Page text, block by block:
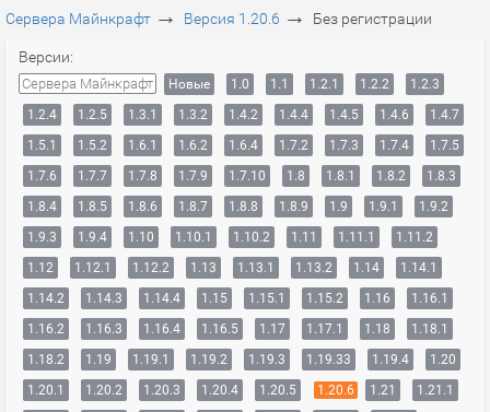
Сервера Майнкрафт → Версия 1.20.6 → Без регистрации
Версии:
Сервера Майнкрафт Новые 1.0 1.1 1.2.1 1.2.2
1.2.3
1.2.4
1.2.5 1.3.1 1.3.2 1.4.2 1.4.4 1.4.5 1.4.6
1.4.7
1.5.1
1.5.2 1.6.1 1.6.2 1.6.4 1.7.2 1.7.3 1.7.4
1.7.5
1.7.6
1.7.7 1.7.8 1.7.9 1.7.10 1.8 1.8.1 1.8.2
1.8.3
1.8.4
1.8.5 1.8.6 1.8.7 1.8.8 1.8.9 1.9 1.9.1
1.9.2
1.9.3
1.9.4 1.10 1.10.1 1.10.2 1.11 1.11.1
1.11.2
1.12
1.12.1 1.12.2 1.13 1.13.1 1.13.2 1.14
1.14.1
1.14.2
1.14.3 1.14.4 1.15 1.15.1 1.15.2 1.16
1.16.1
1.16.2
1.16.3 1.16.4 1.16.5 1.17 1.17.1 1.18
1.18.1
1.18.2
1.19 1.19.1 1.19.2 1.19.3 1.19.33 1.19.4
1.20
1.20.1
1.20.2 1.20.3 1.20.4 1.20.5 1.20.6 1.21
1.21.1